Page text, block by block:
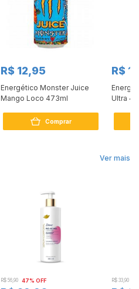
R$ 12,95
Energético Monster Juice
Mango Loco 473ml
Comprar
R$
Ultra
Ver mais
R$ 56,90 47% OFF R$ 33,90